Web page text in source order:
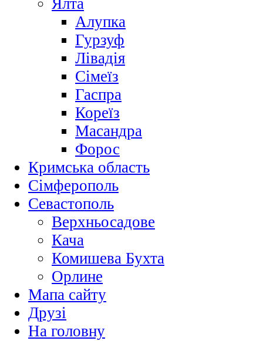
Ялта
Алупка
Гурзуф
Лівадія
Сімеїз
Гаспра
Кореїз
Масандра
Форос
Кримська область
Сімферополь
Севастополь
Верхньосадове
Кача
Комишева Бухта
Орлине
Мапа сайту
Друзі
На головну